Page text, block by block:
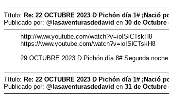
Título: Re: 22 OCTUBRE 2023 D Pichón día 1# ¡Nació
Publicado por: @lasaventurasdedavid en 30 de Octubre
http://www.youtube.com/watch?v=ioISiCTskH8
https://www.youtube.com/watch?v=ioISiCTskH8
29 OCTUBRE 2023 D Pichón día 8# Segunda
Título: Re: 22 OCTUBRE 2023 D Pichón día 1# ¡Nació
Publicado por: @lasaventurasdedavid en 31 de Octubre